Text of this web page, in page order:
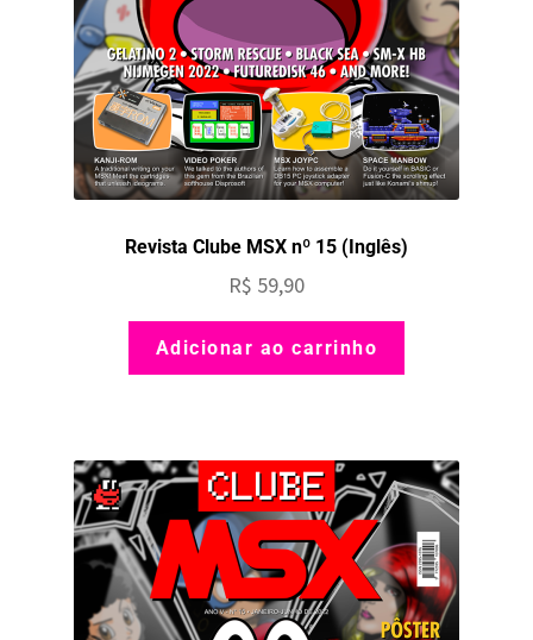
Revista Clube MSX nº 15 (Inglês)
R$ 59,90
Adicionar ao carrinho